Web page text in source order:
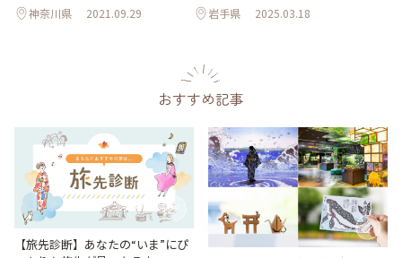
神奈川県 2021.09.29 岩手県 2025.03.18
おすすめ記事
【旅先診断】あなたの“いま”にぴ